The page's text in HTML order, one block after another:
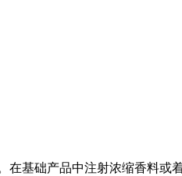
基础产品中注射浓缩香料